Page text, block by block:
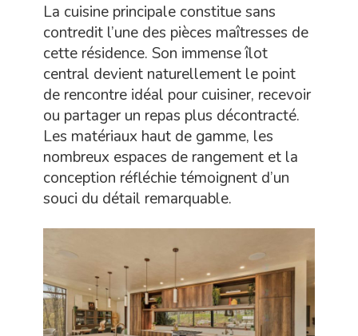
La cuisine principale constitue sans
contredit l’une des pièces maîtresses de
cette résidence. Son immense îlot
central devient naturellement le point
de rencontre idéal pour cuisiner, recevoir
ou partager un repas plus décontracté.
Les matériaux haut de gamme, les
nombreux espaces de rangement et la
conception réfléchie témoignent d’un
souci du détail remarquable.